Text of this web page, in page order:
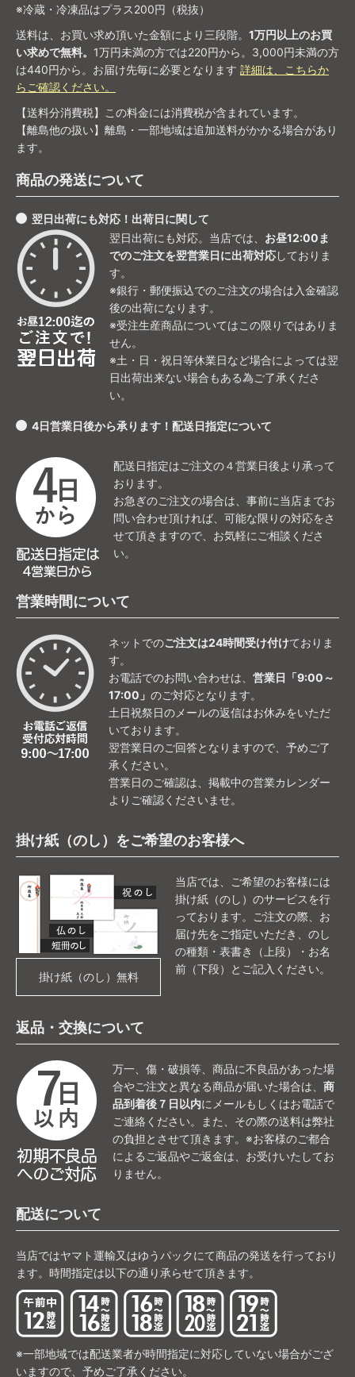
※冷蔵・冷凍品はプラス200円（税抜）
送料は、お買い求め頂いた金額により三段階。 1万円以上のお買
い求めで無料。 1万円未満の方では220円から。3,000円未満の方
は440円から。お届け先毎に必要となります 詳細は、こちらか
らご確認ください。
【送料分消費税】この料金には消費税が含まれています。
【離島他の扱い】離島・一部地域は追加送料がかかる場合があり
ます。
商品の発送について
翌日出荷にも対応！出荷日に関して
翌日出荷にも対応。当店では、 お昼12:00ま
でのご注文を翌営業日に出荷対応しておりま
す。
※銀行・郵便振込でのご注文の場合は入金確認
後の出荷になります。
※受注生産商品についてはこの限りではありま
せん。
※土・日・祝日等休業日など場合によっては翌
日出荷出来ない場合もある為ご了承くださ
い。
4日営業日後から承ります！配送日指定について
配送日指定はご注文の４営業日後より承って
おります。
お急ぎのご注文の場合は、事前に当店までお
問い合わせ頂ければ、可能な限りの対応をさ
せて頂きますので、お気軽にご相談くださ
い。
営業時間について
ネットでのご注文は24時間受け付けておりま
す。
お電話でのお問い合わせは、 営業日「9:00～
17:00」 のご対応となります。
土日祝祭日のメールの返信はお休みをいただ
いております。
翌営業日のご回答となりますので、予めご了
承ください。
営業日のご確認は、掲載中の営業カレンダー
よりご確認くださいませ。
掛け紙（のし）をご希望のお客様へ
掛け紙（のし）無料
当店では、ご希望のお客様には
掛け紙（のし）のサービスを行
っております。ご注文の際、お
届け先をご指定いただき、のし
の種類・表書き（上段）・お名
前（下段）とご記入ください。
返品・交換について
万一、傷・破損等、商品に不良品があった場
合やご注文と異なる商品が届いた場合は、 商
品到着後７日以内にメールもしくはお電話で
ご連絡ください。また、その際の送料は弊社
の負担とさせて頂きます。※お客様のご都合
によるご返品やご返金は、お受けいたしてお
りません。
配送について
当店ではヤマト運輸又はゆうパックにて商品の発送を行っており
ます。時間指定は以下の通り承らせて頂きます。
※一部地域では配送業者が時間指定に対応していない場合がござ
いますので、予めご了承ください。